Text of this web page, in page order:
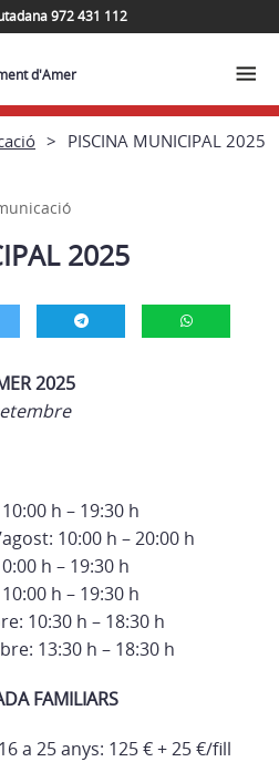
972 431 112
d'Amer
PISCINA MUNICIPAL 2025
2025
2025
h – 19:30 h
10:00 h – 20:00 h
h – 19:30 h
h – 19:30 h
10:30 h – 18:30 h
13:30 h – 18:30 h
FAMILIARS
a 25 anys: 125 € + 25 €/fill